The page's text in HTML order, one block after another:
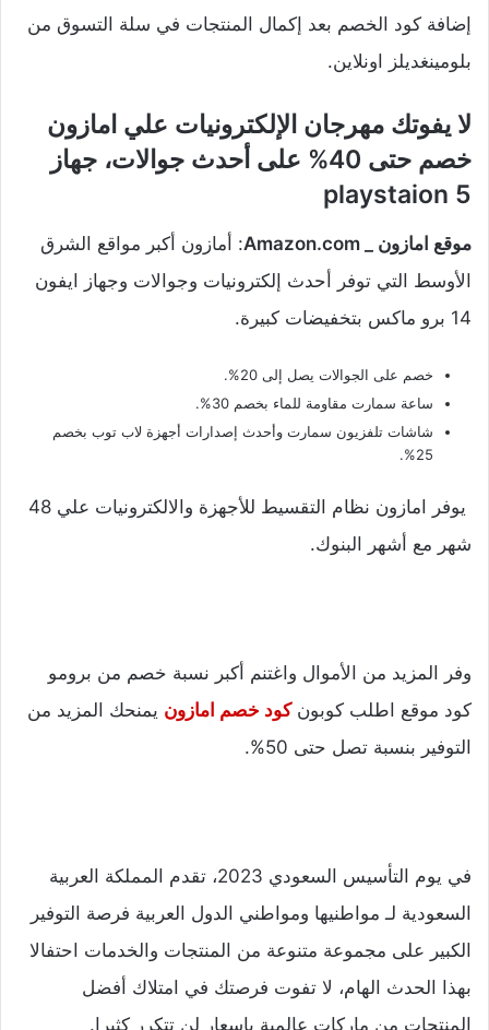
إضافة كود الخصم بعد إكمال المنتجات في سلة التسوق من
بلومينغديلز اونلاين.
لا يفوتك مهرجان الإلكترونيات علي امازون
خصم حتى 40% على أحدث جوالات، جهاز
playstaion 5
موقع امازون _ Amazon.com
: أمازون أكبر مواقع الشرق
الأوسط التي توفر أحدث إلكترونيات وجوالات وجهاز ايفون
14 برو ماكس بتخفيضات كبيرة.
خصم على الجوالات يصل إلى 20%.
ساعة سمارت مقاومة للماء بخصم 30%.
شاشات تلفزيون سمارت وأحدث إصدارات أجهزة لاب توب بخصم
25%.
يوفر امازون نظام التقسيط للأجهزة والالكترونيات علي 48
شهر مع أشهر البنوك.
وفر المزيد من الأموال واغتنم أكبر نسبة خصم من برومو
كود موقع اطلب كوبون كود خصم امازون يمنحك المزيد من
التوفير بنسبة تصل حتى 50%.
في يوم التأسيس السعودي
2023، تقدم المملكة العربية
السعودية لـ مواطنيها ومواطني الدول العربية فرصة التوفير
الكبير على مجموعة متنوعة من المنتجات والخدمات احتفالا
بهذا الحدث الهام، لا تفوت فرصتك في امتلاك أفضل
المنتجات من ماركات عالمية باسعار لن تتكرر كثيرا.